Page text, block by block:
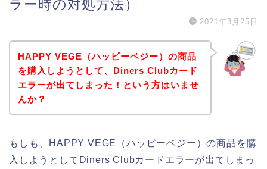
ラー時の対処方法）
2021年3月25日
HAPPY VEGE（ハッピーベジー）の商品
を購入しようとして、Diners Clubカード
エラーが出てしまった！という方はいませ
んか？
もしも、HAPPY VEGE（ハッピーベジー）の商品を購
入しようとしてDiners Clubカードエラーが出てしまっ